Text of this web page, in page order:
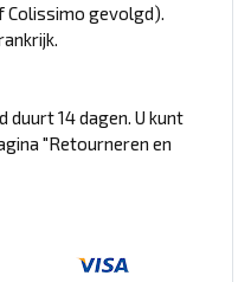
gevolgd).
14 dagen. U kunt
"Retourneren en